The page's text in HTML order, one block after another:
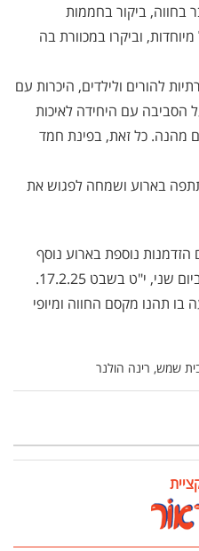
בחווה, ביקור בחממות
וביקרו במכוורת בה
להורים ולילדים, היכרות עם
הסביבה עם היחידה לאיכות
מהנה. כל זאת, בפינת חמד
בארוע ושמחה לפגוש את
נוספת בארוע נוסף
י"ט בשבט 17.2.25.
בו תהנו מקסם החווה ומיופי
שמש, רינה הולנר